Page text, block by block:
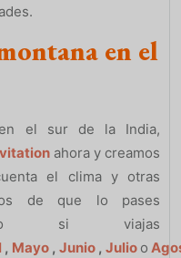
en el
en el sur de la India,
ahora y creamos
el clima y otras
de que lo pases
si viajas
, Mayo , Junio , Julio o